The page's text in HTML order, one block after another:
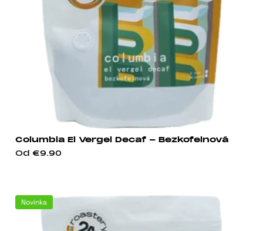
Columbia El Vergel Decaf - Bezkofeinová
Od €9.90
Novinka